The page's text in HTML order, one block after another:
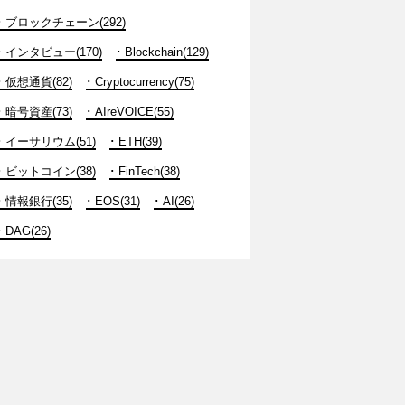
ブロックチェーン(292)
インタビュー(170) Blockchain(129)
仮想通貨(82) Cryptocurrency(75)
暗号資産(73) AIreVOICE(55)
イーサリウム(51) ETH(39)
ビットコイン(38) FinTech(38)
情報銀行(35) EOS(31) AI(26)
DAG(26)